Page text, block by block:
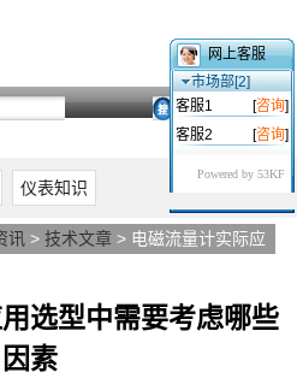
仪表知识
讯 > 技术文章 > 电磁流量计实际应
选型中需要考虑哪些
因素
网上客服
市场部[2]
客服1
[咨询]
客服2
[咨询]
Powered by 53KF